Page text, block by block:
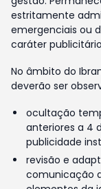
estritamente
emergenciais ou
caráter
No âmbito do
deverão ser
ocultação
anteriores a 4
publicidade
revisão e
comunicação